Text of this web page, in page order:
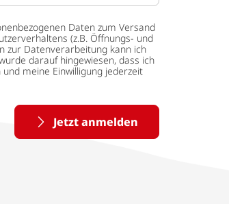
Daten zum Versand
(z.B. Öffnungs- und
zur Datenverarbeitung kann ich
darauf hingewiesen, dass ich
meine Einwilligung jederzeit
Jetzt anmelden